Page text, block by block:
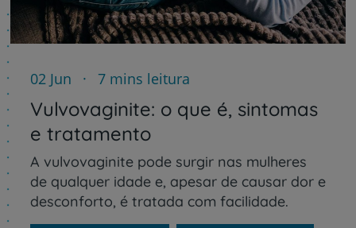
02 Jun 7 mins leitura
Vulvovaginite: o que é, sintomas
e tratamento
A vulvovaginite pode surgir nas mulheres
de qualquer idade e, apesar de causar dor e
desconforto, é tratada com facilidade.